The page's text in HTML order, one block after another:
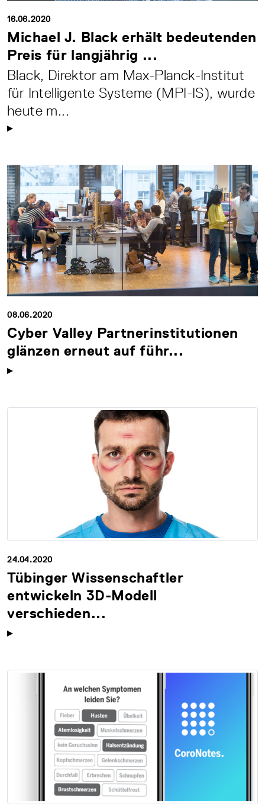
16.06.2020
Michael J. Black erhält bedeutenden
Preis für langjährig ...
Black, Direktor am Max-Planck-Institut
für Intelligente Systeme (MPI-IS), wurde
heute m...
08.06.2020
Cyber Valley Partnerinstitutionen
glänzen erneut auf führ...
24.04.2020
Tübinger Wissenschaftler
entwickeln 3D-Modell
verschieden...